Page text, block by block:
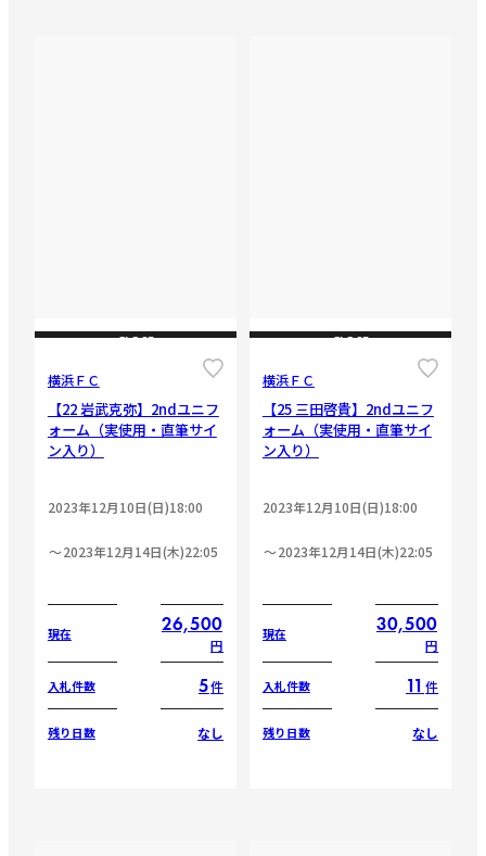
CLOSE
横浜ＦＣ
【22 岩武克弥】2ndユニフ
ォーム（実使用・直筆サイ
ン入り）
2023年12月10日(日)18:00
2023年12月14日(木)22:05
現在 26,500
円
入札件数 5件
残り日数 なし
CLOSE
横浜ＦＣ
【25 三田啓貴】2ndユニフ
ォーム（実使用・直筆サイ
ン入り）
2023年12月10日(日)18:00
2023年12月14日(木)22:05
現在 30,500
円
入札件数 11 件
残り日数 なし